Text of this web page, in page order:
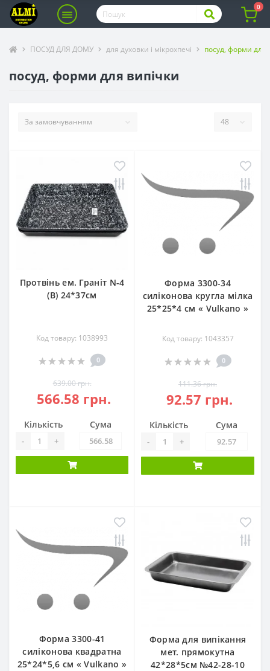
0
ПОСУД ДЛЯ ДОМУ для духовки і мікрохпечі посуд, форми для
посуд, форми для випічки
Протвінь ем. Граніт N-4
(В) 24*37см
Код товару: 1038993
0
639.00 грн.
566.58 грн.
Кількість
- +
Сума
Форма 3300-34
силіконова кругла мілка
25*25*4 см « Vulkano »
Код товару: 1043357
0
111.36 грн.
92.57 грн.
Кількість
- +
Сума
Форма 3300-41
силіконова квадратна
25*24*5,6 см « Vulkano »
Форма для випікання
мет. прямокутна
42*28*5см №42-28-10